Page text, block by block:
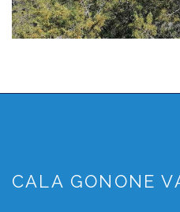
CALA GONONE